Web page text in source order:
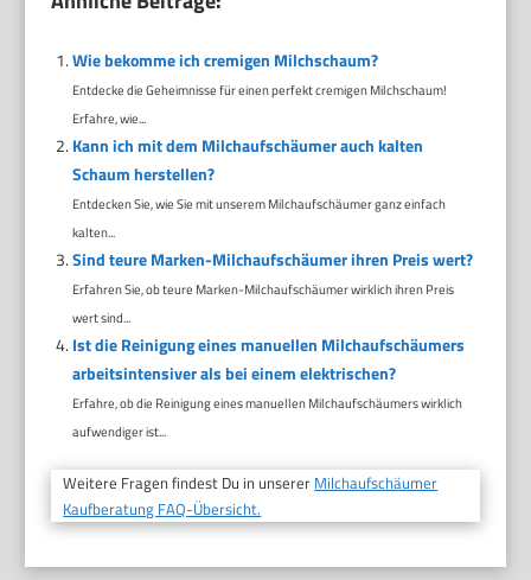
Wie bekomme ich cremigen Milchschaum?
Entdecke die Geheimnisse für einen perfekt cremigen Milchschaum!
Erfahre, wie...
Kann ich mit dem Milchaufschäumer auch kalten
Schaum herstellen?
Entdecken Sie, wie Sie mit unserem Milchaufschäumer ganz einfach
kalten...
Sind teure Marken-Milchaufschäumer ihren Preis wert?
Erfahren Sie, ob teure Marken-Milchaufschäumer wirklich ihren Preis
wert sind...
Ist die Reinigung eines manuellen Milchaufschäumers
arbeitsintensiver als bei einem elektrischen?
Erfahre, ob die Reinigung eines manuellen Milchaufschäumers wirklich
aufwendiger ist...
Weitere Fragen findest Du in unserer Milchaufschäumer
Kaufberatung FAQ-Übersicht.